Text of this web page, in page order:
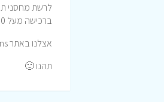
ברכישה מעל 500 ש”ח
אצלנו באתר Icoupons תוכלו להנות ממבצעים וקופונים לרכישה באתר מחסני תאורה וכך לחסוך כסף.
תהנו 🙂